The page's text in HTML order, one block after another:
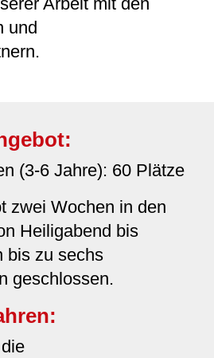
und
(3-6 Jahre): 60 Plätze
zwei Wochen in den
Heiligabend bis
bis zu sechs
geschlossen.